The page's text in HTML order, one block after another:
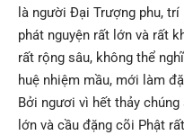
là người Đại Trượng phu,
phát nguyện rất lớn và rất
rất rộng sâu, không thể
huệ nhiệm mầu, mới làm
Bởi ngươi vì hết thảy
lớn và cầu đặng cõi Phật